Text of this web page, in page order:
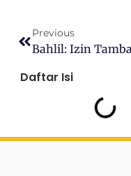
Previous
Daftar Isi